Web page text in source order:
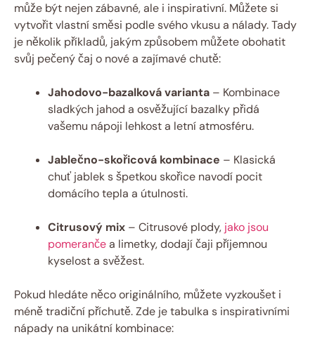
může být nejen zábavné, ale i inspirativní. Můžete si
vytvořit vlastní směsi podle svého vkusu a nálady. Tady
je několik příkladů, jakým způsobem můžete obohatit
svůj pečený čaj o nové a zajímavé chutě:
Jahodovo-bazalková varianta – Kombinace
sladkých jahod a osvěžující bazalky přidá
vašemu nápoji lehkost a letní atmosféru.
Jablečno-skořicová kombinace – Klasická
chuť jablek s špetkou skořice navodí pocit
domácího tepla a útulnosti.
Citrusový mix – Citrusové plody, jako jsou
pomerančea limetky, dodají čaji příjemnou
kyselost a svěžest.
Pokud hledáte něco originálního, můžete vyzkoušet i
méně tradiční příchutě. Zde je tabulka s inspirativními
nápady na unikátní kombinace: